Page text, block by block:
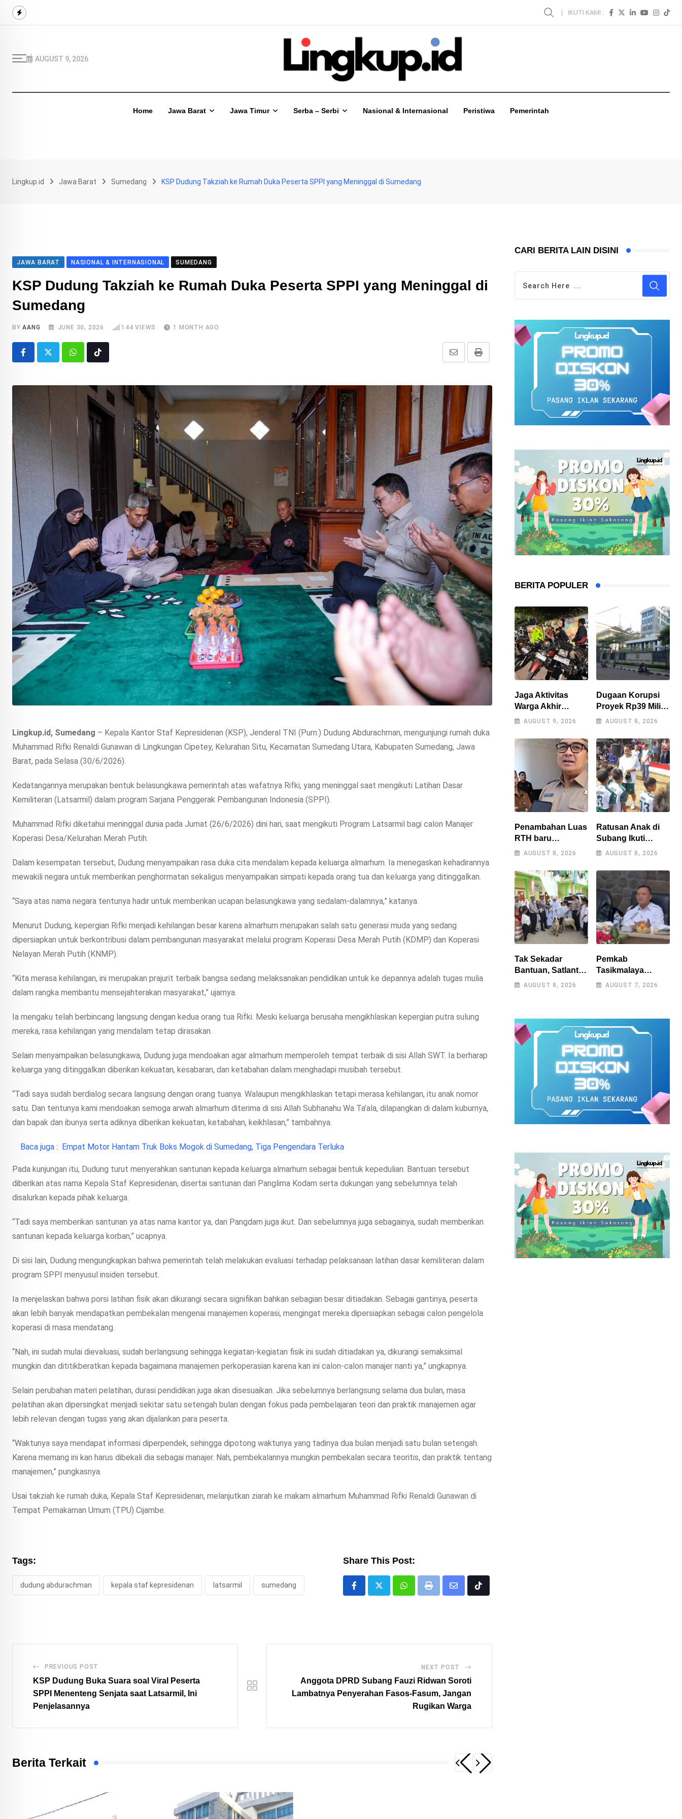
Skip
IKUTI KAMI :
AUGUST 9, 2026
Home Jawa Barat Jawa Timur Serba – Serbi Nasional & Internasional Peristiwa Pemerintah
Lingkup.id Jawa Barat Sumedang KSP Dudung Takziah ke Rumah Duka Peserta SPPI yang Meninggal di Sumedang
JAWA BARAT NASIONAL & INTERNASIONAL SUMEDANG
KSP Dudung Takziah ke Rumah Duka Peserta SPPI yang Meninggal di
Sumedang
BYAANG JUNE 30, 2026 144 VIEWS 1 MONTH AGO
Whatsapp Print
Share
Email
Tiktok
Lingkup.id, Sumedang – Kepala Kantor Staf Kepresidenan (KSP), Jenderal TNI (Purn.) Dudung Abdurachman, mengunjungi rumah duka
Muhammad Rifki Renaldi Gunawan di Lingkungan Cipetey, Kelurahan Situ, Kecamatan Sumedang Utara, Kabupaten Sumedang, Jawa
Barat, pada Selasa (30/6/2026).
Kedatangannya merupakan bentuk belasungkawa pemerintah atas wafatnya Rifki, yang meninggal saat mengikuti Latihan Dasar
Kemiliteran (Latsarmil) dalam program Sarjana Penggerak Pembangunan Indonesia (SPPI).
Muhammad Rifki diketahui meninggal dunia pada Jumat (26/6/2026) dini hari, saat mengikuti Program Latsarmil bagi calon Manajer
Koperasi Desa/Kelurahan Merah Putih.
Dalam kesempatan tersebut, Dudung menyampaikan rasa duka cita mendalam kepada keluarga almarhum. Ia menegaskan kehadirannya
mewakili negara untuk memberikan penghormatan sekaligus menyampaikan simpati kepada orang tua dan keluarga yang ditinggalkan.
“Saya atas nama negara tentunya hadir untuk memberikan ucapan belasungkawa yang sedalam-dalamnya,” katanya.
Menurut Dudung, kepergian Rifki menjadi kehilangan besar karena almarhum merupakan salah satu generasi muda yang sedang
dipersiapkan untuk berkontribusi dalam pembangunan masyarakat melalui program Koperasi Desa Merah Putih (KDMP) dan Koperasi
Nelayan Merah Putih (KNMP).
“Kita merasa kehilangan, ini merupakan prajurit terbaik bangsa sedang melaksanakan pendidikan untuk ke depannya adalah tugas mulia
dalam rangka membantu mensejahterakan masyarakat,” ujarnya.
Ia mengaku telah berbincang langsung dengan kedua orang tua Rifki. Meski keluarga berusaha mengikhlaskan kepergian putra sulung
mereka, rasa kehilangan yang mendalam tetap dirasakan.
Selain menyampaikan belasungkawa, Dudung juga mendoakan agar almarhum memperoleh tempat terbaik di sisi Allah SWT. Ia berharap
keluarga yang ditinggalkan diberikan kekuatan, kesabaran, dan ketabahan dalam menghadapi musibah tersebut.
“Tadi saya sudah berdialog secara langsung dengan orang tuanya. Walaupun mengikhlaskan tetapi merasa kehilangan, itu anak nomor
satu. Dan tentunya kami mendoakan semoga arwah almarhum diterima di sisi Allah Subhanahu Wa Ta’ala, dilapangkan di dalam kuburnya,
dan bapak dan ibunya serta adiknya diberikan kekuatan, ketabahan, keikhlasan,” tambahnya.
Baca juga : Empat Motor Hantam Truk Boks Mogok di Sumedang, Tiga Pengendara Terluka
Pada kunjungan itu, Dudung turut menyerahkan santunan kepada keluarga almarhum sebagai bentuk kepedulian. Bantuan tersebut
diberikan atas nama Kepala Staf Kepresidenan, disertai santunan dari Panglima Kodam serta dukungan yang sebelumnya telah
disalurkan kepada pihak keluarga.
“Tadi saya memberikan santunan ya atas nama kantor ya, dari Pangdam juga ikut. Dan sebelumnya juga sebagainya, sudah memberikan
santunan kepada keluarga korban,” ucapnya.
Di sisi lain, Dudung mengungkapkan bahwa pemerintah telah melakukan evaluasi terhadap pelaksanaan latihan dasar kemiliteran dalam
program SPPI menyusul insiden tersebut.
Ia menjelaskan bahwa porsi latihan fisik akan dikurangi secara signifikan bahkan sebagian besar ditiadakan. Sebagai gantinya, peserta
akan lebih banyak mendapatkan pembekalan mengenai manajemen koperasi, mengingat mereka dipersiapkan sebagai calon pengelola
koperasi di masa mendatang.
“Nah, ini sudah mulai dievaluasi, sudah berlangsung sehingga kegiatan-kegiatan fisik ini sudah ditiadakan ya, dikurangi semaksimal
mungkin dan dititikberatkan kepada bagaimana manajemen perkoperasian karena kan ini calon-calon manajer nanti ya,” ungkapnya.
Selain perubahan materi pelatihan, durasi pendidikan juga akan disesuaikan. Jika sebelumnya berlangsung selama dua bulan, masa
pelatihan akan dipersingkat menjadi sekitar satu setengah bulan dengan fokus pada pembelajaran teori dan praktik manajemen agar
lebih relevan dengan tugas yang akan dijalankan para peserta.
“Waktunya saya mendapat informasi diperpendek, sehingga dipotong waktunya yang tadinya dua bulan menjadi satu bulan setengah.
Karena memang ini kan harus dibekali dia sebagai manajer. Nah, pembekalannya mungkin pembekalan secara teoritis, dan praktik tentang
manajemen,” pungkasnya.
Usai takziah ke rumah duka, Kepala Staf Kepresidenan, melanjutkan ziarah ke makam almarhum Muhammad Rifki Renaldi Gunawan di
Tempat Pemakaman Umum (TPU) Cijambe.
Tags:
dudung abdurachman kepala staf kepresidenan latsarmil sumedang
Share This Post:
WhatsappPrint
Share
Tiktok
PREVIOUS POST
KSP Dudung Buka Suara soal Viral Peserta
SPPI Menenteng Senjata saat Latsarmil, Ini
Penjelasannya
NEXT POST
Anggota DPRD Subang Fauzi Ridwan Soroti
Lambatnya Penyerahan Fasos-Fasum, Jangan
Rugikan Warga
Berita Terkait
CARI BERITA LAIN DISINI
BERITA POPULER
Jaga Aktivitas
Warga Akhir
Pekan, Polres
Gencarkan Patroli
AUGUST 9, 2026
Dugaan Korupsi
Proyek Rp39 Miliar
Perumdam Tirta
Disorot, AMPERA
Minta Kejati Jabar
Supervisi
AUGUST 8, 2026
Penambahan Luas
RTH baru
dianggarkan di
Walikota tidak
melanggar
RPJMD?
AUGUST 8, 2026
Ratusan Anak di
Subang Ikuti
Coaching Clinic
Persib Tantan dan
Atep
AUGUST 8, 2026
Tak Sekadar
Bantuan, Satlantas
Polres
Pangan di
Puspahiang
AUGUST 8, 2026
Pemkab
Tasikmalaya
Percepat
Kecamatan Jadi
Prioritas
AUGUST 7, 2026